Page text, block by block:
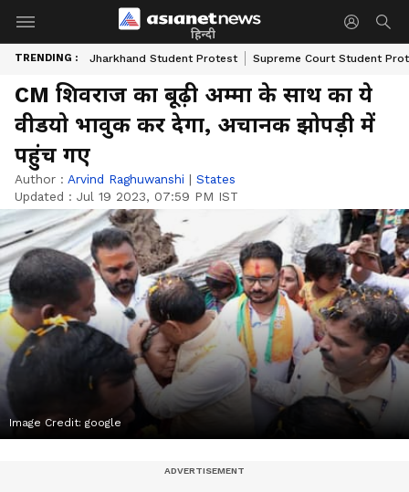
हिन्दी
TRENDING : Jharkhand Student Protest Supreme Court Student
CM शिवराज का बूढ़ी अम्मा के साथ का ये
वीडयो भावुक कर देगा, अचानक झोपड़ी में
पहुंच गए
Author : Arvind Raghuwanshi | States
Updated : Jul 19 2023, 07:59 PM IST
Image Credit: google